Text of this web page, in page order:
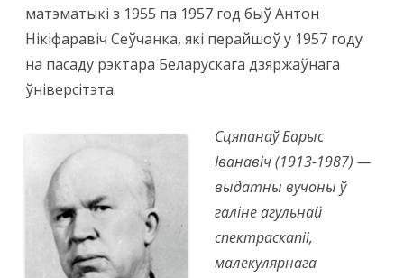
матэматыкі з 1955 па 1957 год быў Антон
Нікіфаравіч Сеўчанка, які перайшоў у 1957 году
на пасаду рэктара Беларускага дзяржаўнага
ўніверсітэта.
Сцяпанаў Барыс
Іванавіч (1913-1987) —
выдатны вучоны ў
галіне агульнай
спектраскапіі,
малекулярнага